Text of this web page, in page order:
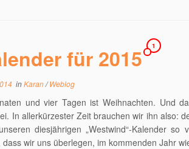
für 2015 1
inKaran/Weblog
und vier Tagen ist Weihnachten. Und
In allerkürzester Zeit brauchen wir ihn also:
diesjährigen „Westwind“-Kalender so
dass wir uns überlegen, im kommenden Jahr